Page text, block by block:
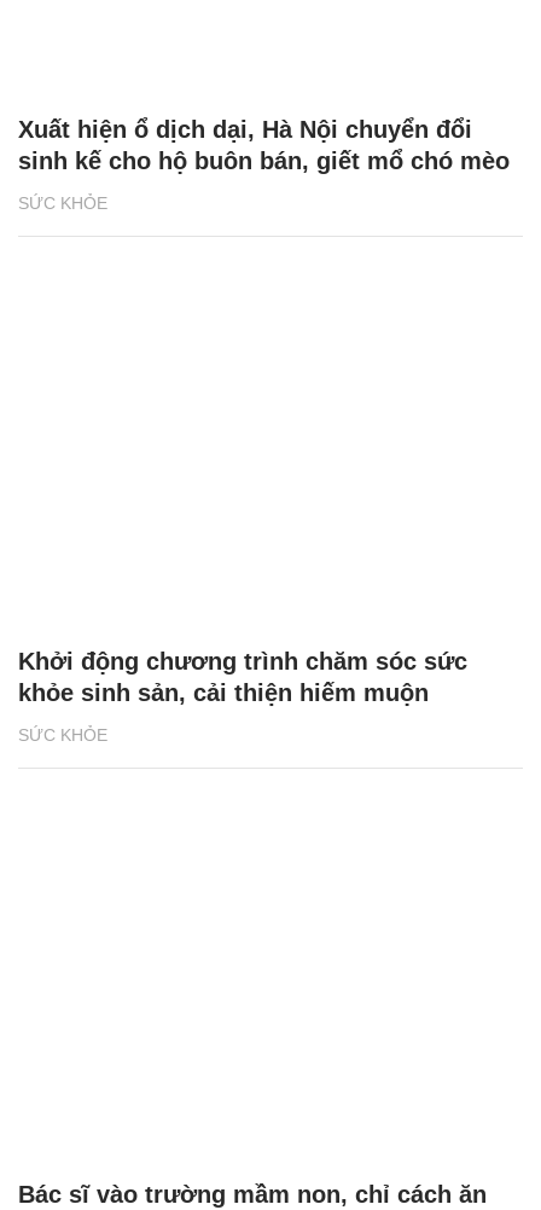
SỨC KHỎE
Xuất hiện ổ dịch dại, Hà Nội chuyển đổi
sinh kế cho hộ buôn bán, giết mổ chó mèo
SỨC KHỎE
Khởi động chương trình chăm sóc sức
khỏe sinh sản, cải thiện hiếm muộn
Bác sĩ vào trường mầm non, chỉ cách ăn